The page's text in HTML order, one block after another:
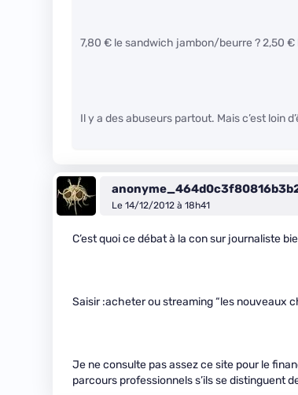
7,80 € le sandwich jambon/beurre ? 2,50 €
Il y a des abuseurs partout. Mais c’est loin
Le 14/12/2012 à 18h41
C’est quoi ce débat à la con sur journaliste
Saisir :acheter ou streaming “les nouveaux
Je ne consulte pas assez ce site pour le
parcours professionnels s’ils se distinguent